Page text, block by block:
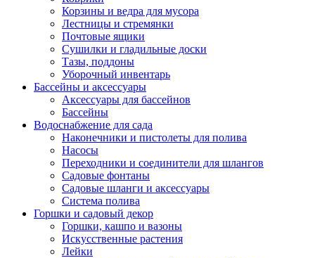
Корзины и ведра для мусора
Лестницы и стремянки
Почтовые ящики
Сушилки и гладильные доски
Тазы, поддоны
Уборочный инвентарь
Бассейны и аксессуары
Аксессуары для бассейнов
Бассейны
Водоснабжение для сада
Наконечники и пистолеты для полива
Насосы
Переходники и соединители для шлангов
Садовые фонтаны
Садовые шланги и аксессуары
Система полива
Горшки и садовый декор
Горшки, кашпо и вазоны
Искусственные растения
Лейки